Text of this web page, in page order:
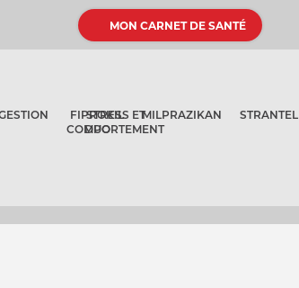
MON CARNET DE SANTÉ
STRESS ET
COMPORTEMENT
FIPROKIL
DUO
MILPRAZIKAN STRANTEL